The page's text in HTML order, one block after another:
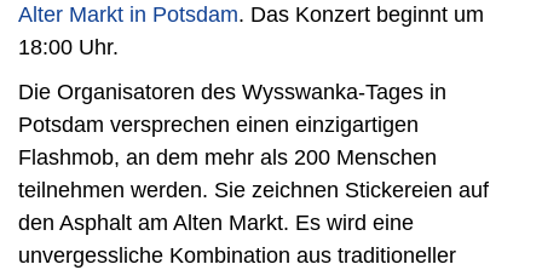
Alter Markt in Potsdam. Das Konzert beginnt um
18:00 Uhr.
Die Organisatoren des Wysswanka-Tages in
Potsdam versprechen einen einzigartigen
Flashmob, an dem mehr als 200 Menschen
teilnehmen werden. Sie zeichnen Stickereien auf
den Asphalt am Alten Markt. Es wird eine
unvergessliche Kombination aus traditioneller